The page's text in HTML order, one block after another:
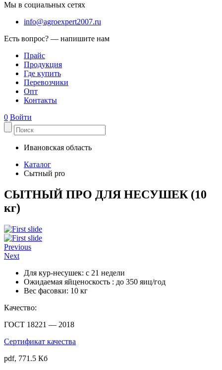
Мы в социальных сетях
info@agroexpert2007.ru
Есть вопрос? — напишите нам
Прайс
Продукция
Где купить
Перевозчики
Опт
Контакты
0 Войти
Ивановская область
Каталог
Сытный pro
СЫТНЫЙ ПРО ДЛЯ НЕСУШЕК (10
кг)
Previous
Next
Для кур-несушек: с 21 недели
Ожидаемая яйценоскость : до 350 яиц/год
Вес фасовки: 10 кг
Качество:
ГОСТ 18221 — 2018
Сертификат качества
pdf, 771.5 Кб